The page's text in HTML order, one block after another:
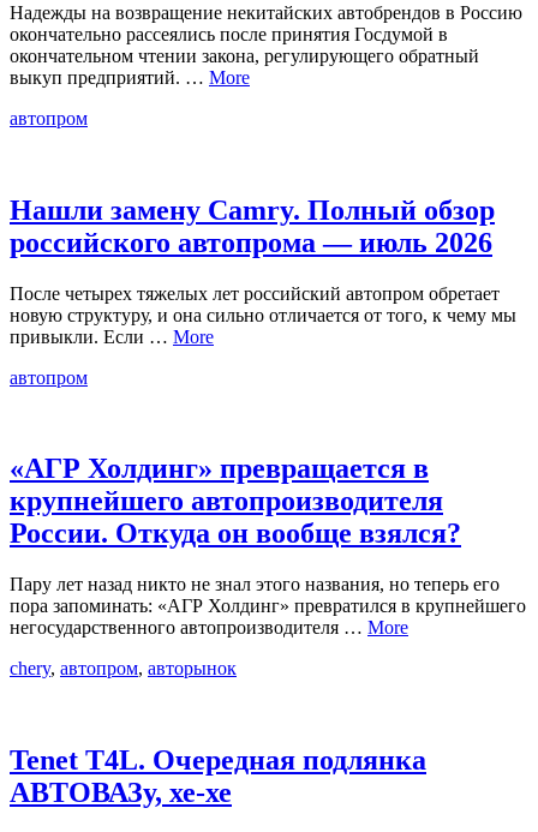
Надежды на возвращение некитайских автобрендов в Россию
окончательно рассеялись после принятия Госдумой в
окончательном чтении закона, регулирующего обратный
выкуп предприятий. … More
автопром
Нашли замену Camry. Полный обзор
российского автопрома — июль 2026
После четырех тяжелых лет российский автопром обретает
новую структуру, и она сильно отличается от того, к чему мы
привыкли. Если … More
автопром
«АГР Холдинг» превращается в
крупнейшего автопроизводителя
России. Откуда он вообще взялся?
Пару лет назад никто не знал этого названия, но теперь его
пора запоминать: «АГР Холдинг» превратился в крупнейшего
негосударственного автопроизводителя … More
chery, автопром, авторынок
Tenet T4L. Очередная подлянка
АВТОВАЗу, хе-хе